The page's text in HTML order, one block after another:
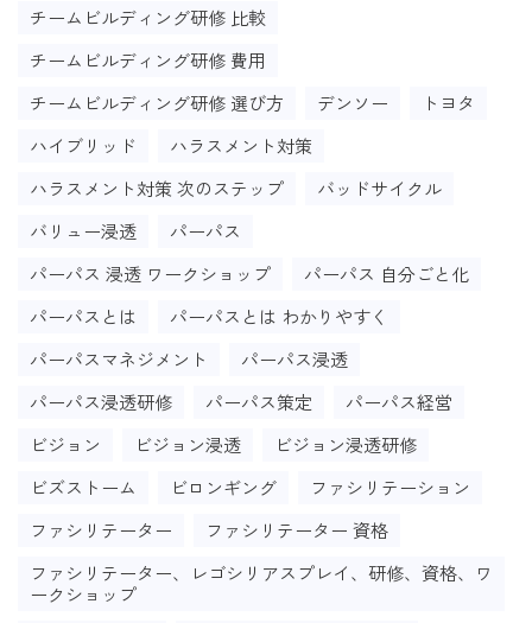
チームビルディング研修 比較
チームビルディング研修 費用
チームビルディング研修 選び方
デンソー
トヨタ
ハイブリッド
ハラスメント対策
ハラスメント対策 次のステップ
バッドサイクル
バリュー浸透
パーパス
パーパス 浸透 ワークショップ
パーパス 自分ごと化
パーパスとは
パーパスとは わかりやすく
パーパスマネジメント
パーパス浸透
パーパス浸透研修
パーパス策定
パーパス経営
ビジョン
ビジョン浸透
ビジョン浸透研修
ビズストーム
ビロンギング
ファシリテーション
ファシリテーター
ファシリテーター 資格
ファシリテーター、レゴシリアスプレイ、研修、資格、ワ
ークショップ